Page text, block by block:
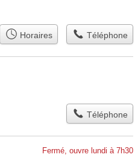
Horaires Téléphone
Téléphone
Fermé, ouvre lundi à 7h30